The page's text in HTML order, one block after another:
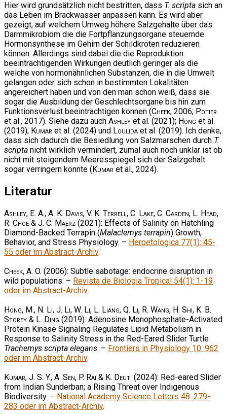
Hier wird grundsätzlich nicht bestritten, dass T. scripta sich an
das Leben im Brackwasser anpassen kann. Es wird aber
gezeigt, auf welchem Umweg höhere Salzgehalte über das
Darmmikrobiom die die Fortpflanzungsorgane steuernde
Hormonsynthese im Gehirn der Schildkröten reduzieren
können. Allerdings sind dabei die die Reproduktion
beeinträchtigenden Wirkungen deutlich geringer als die
welche von hormonähnlichen Substanzen, die in die Umwelt
gelangen oder sich schon in bestimmten Lokalitäten
angereichert haben und von den man schon weiß, dass sie
sogar die Ausbildung der Geschlechtsorgane bis hin zum
Funktionsverlust beeinträchtigen können (Cheek, 2006; Potier
et al., 2017). Siehe dazu auch Ashley et al. (2021); Hong et al.
(2019); Kumar et al. (2024) und Loulida et al. (2019). Ich denke,
dass sich dadurch die Besiedlung von Salzmarschen durch T.
scripta nicht wirklich vermindert, zumal auch noch unklar ist ob
nicht mit steigendem Meeresspiegel sich der Salzgehalt
sogar verringern könnte (Kumar et al., 2024).
Literatur
Ashley, E. A., A. K. Davis, V. K. Terrell, C. Lake, C. Carden, L. Head,
R. Choe & J. C. Maerz (2021): Effects of Salinity on Hatchling
Diamond-Backed Terrapin (Malaclemys terrapin) Growth,
Behavior, and Stress Physiology. – Herpetologica 77(1): 45-
55 oder im Abstract-Archiv.
Cheek, A. O. (2006): Subtle sabotage: endocrine disruption in
wild populations. – Revista de Biologia Tropical 54(1): 1-19
oder im Abstract-Archiv.
Hong, M., N. Li, J. Li, W. Li, L. Liang, Q. Li, R. Wang, H. Shi, K. B.
Storey & L. Ding (2019): Adenosine Monophosphate-Activated
Protein Kinase Signaling Regulates Lipid Metabolism in
Response to Salinity Stress in the Red-Eared Slider Turtle
Trachemys scripta elegans. – Frontiers in Physiology 10: 962
oder im Abstract-Archiv.
Kumar, J. S. Y., A. Sen, P. Rai & K. Deuti (2024): Red-eared Slider
from Indian Sunderban; a Rising Threat over Indigenous
Biodiversity. – National Academy Science Letters 48: 279-
283 oder im Abstract-Archiv.